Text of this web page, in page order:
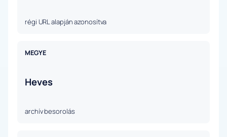
régi URL alapján azonosítva
MEGYE
Heves
archív besorolás